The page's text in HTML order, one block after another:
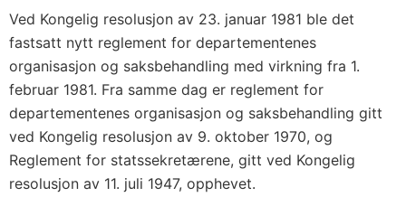
Ved Kongelig resolusjon av 23. januar 1981 ble det
fastsatt nytt reglement for departementenes
organisasjon og saksbehandling med virkning fra 1.
februar 1981. Fra samme dag er reglement for
departementenes organisasjon og saksbehandling gitt
ved Kongelig resolusjon av 9. oktober 1970, og
Reglement for statssekretærene, gitt ved Kongelig
resolusjon av 11. juli 1947, opphevet.